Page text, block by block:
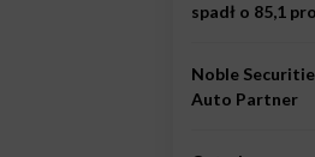
spadł o 85,1
Noble
Auto Partner